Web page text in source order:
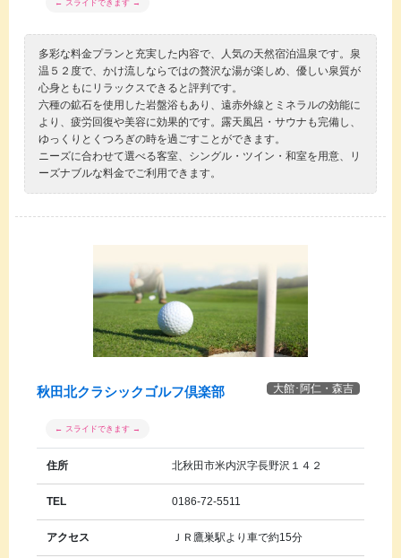
多彩な料金プランと充実した内容で、人気の天然宿泊温泉です。泉
温５２度で、かけ流しならではの贅沢な湯が楽しめ、優しい泉質が
心身ともにリラックスできると評判です。
六種の鉱石を使用した岩盤浴もあり、遠赤外線とミネラルの効能に
より、疲労回復や美容に効果的です。露天風呂・サウナも完備し、
ゆっくりとくつろぎの時を過ごすことができます。
ニーズに合わせて選べる客室、シングル・ツイン・和室を用意、リ
ーズナブルな料金でご利用できます。
大館･阿仁・森吉
秋田北クラシックゴルフ倶楽部
住所 北秋田市米内沢字長野沢１４２
TEL 0186-72-5511
アクセス ＪＲ鷹巣駅より車で約15分